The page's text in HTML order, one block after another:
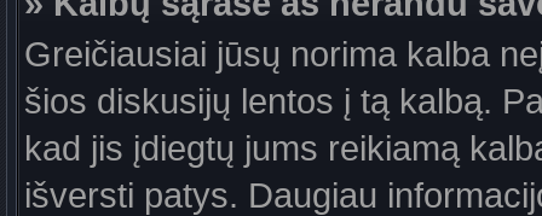
Greičiausiai jūsų norima kalba
šios diskusijų lentos į tą kalbą.
kad jis įdiegtų jums reikiamą
išversti patys. Daugiau